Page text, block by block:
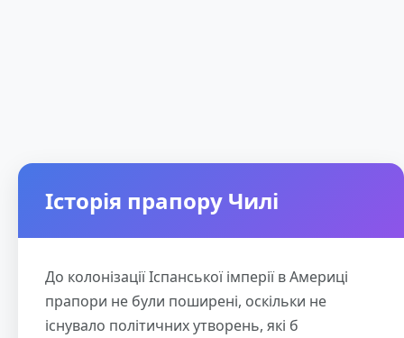
Історія прапору Чилі
До колонізації Іспанської імперії в Америці
прапори не були поширені, оскільки не
існувало політичних утворень, які б